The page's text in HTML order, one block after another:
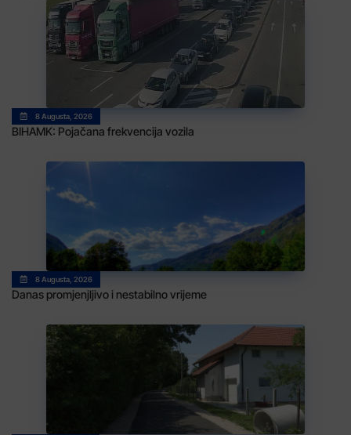
8 Augusta, 2026
BIHAMK: Pojačana frekvencija vozila
8 Augusta, 2026
Danas promjenjljivo i nestabilno vrijeme